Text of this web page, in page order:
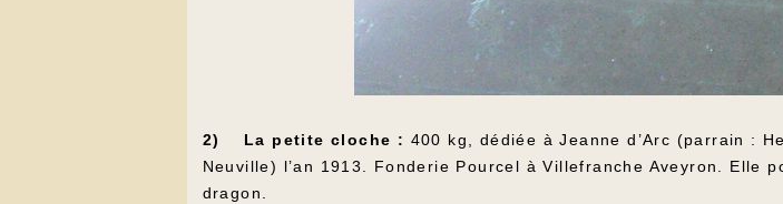
2) La petite cloche : 400 kg, dédiée à Jeanne d’Arc (parrain :
Neuville) l’an 1913. Fonderie Pourcel à Villefranche Aveyron. Elle
dragon.